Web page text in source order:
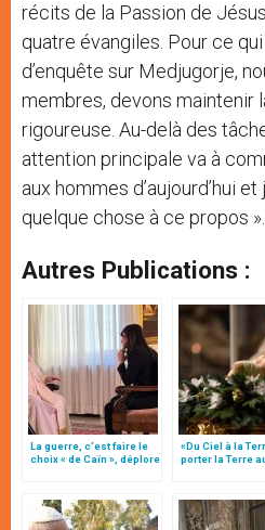
récits de la Passion de
quatre évangiles. Pour ce
d’enquête sur Medjugorje,
membres, devons maintenir
rigoureuse. Au-delà des
attention principale va à
aux hommes d’aujourd’hui
quelque chose à ce propos ».
Autres Publications :
La guerre, c’est faire le
choix « de Caïn », déplore
«Du Ciel à la
porter la Terre